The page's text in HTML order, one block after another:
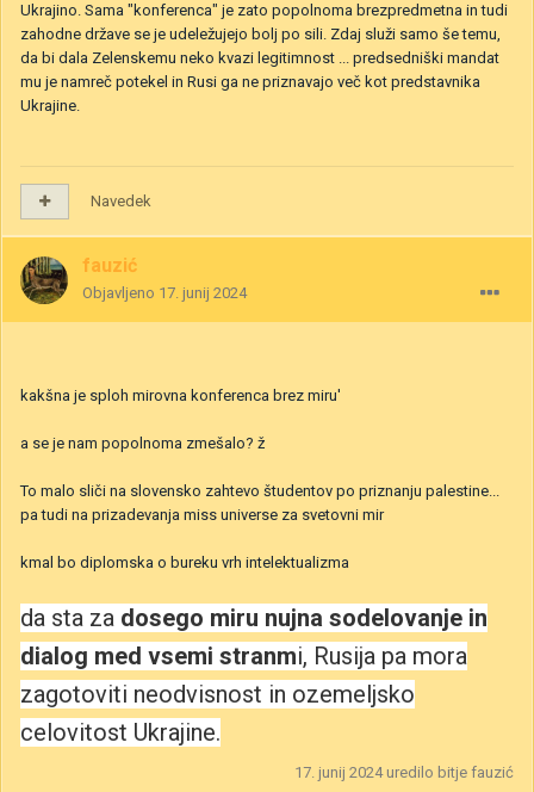
Ukrajino. Sama "konferenca" je zato popolnoma brezpredmetna in tudi
zahodne države se je udeležujejo bolj po sili. Zdaj služi samo še temu,
da bi dala Zelenskemu neko kvazi legitimnost ... predsedniški mandat
mu je namreč potekel in Rusi ga ne priznavajo več kot predstavnika
Ukrajine.
Navedek
fauzić
Objavljeno 17. junij 2024
kakšna je sploh mirovna konferenca brez miru'
a se je nam popolnoma zmešalo? ž
To malo sliči na slovensko zahtevo študentov po priznanju palestine...
pa tudi na prizadevanja miss universe za svetovni mir
kmal bo diplomska o bureku vrh intelektualizma
da sta za dosego miru nujna sodelovanje in
dialog med vsemi stranmi, Rusija pa mora
zagotoviti neodvisnost in ozemeljsko
celovitost Ukrajine.
17. junij 2024uredilo bitje fauzić